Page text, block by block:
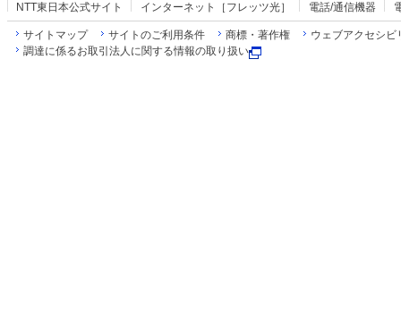
NTT東日本公式サイト インターネット［フレッツ光］ 電話/通信機器
サイトマップ サイトのご利用条件 商標・著作権
ウェブアクセシビ
調達に係るお取引法人に関する情報の取り扱い